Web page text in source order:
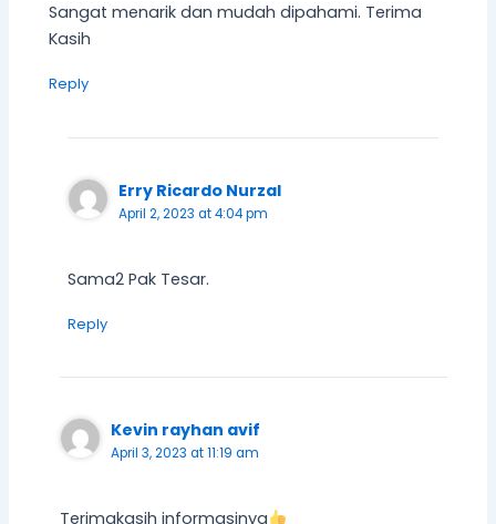
Sangat menarik dan mudah dipahami. Terima
Kasih
Reply
Erry Ricardo Nurzal
April 2, 2023 at 4:04 pm
Sama2 Pak Tesar.
Reply
Kevin rayhan avif
April 3, 2023 at 11:19 am
Terimakasih informasinya